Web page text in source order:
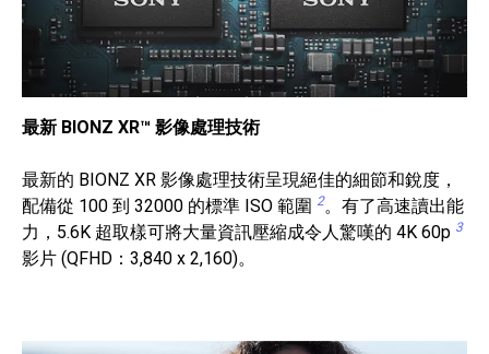
最新 BIONZ XR™ 影像處理技術
最新的 BIONZ XR 影像處理技術呈現絕佳的細節和銳度，
配備從 100 到 32000 的標準 ISO 範圍 2。有了高速讀出能
力，5.6K 超取樣可將大量資訊壓縮成令人驚嘆的 4K 60p 3
影片 (QFHD：3,840 x 2,160)。